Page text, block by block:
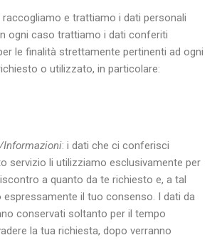
raccogliamo e trattiamo i dati personali
ogni caso trattiamo i dati conferiti
le finalità strettamente pertinenti ad ogni
o utilizzato, in particolare:
Informazioni: i dati che ci conferisci
servizio li utilizziamo esclusivamente per
a quanto da te richiesto e, a tal
espressamente il tuo consenso. I dati da
conservati soltanto per il tempo
la tua richiesta, dopo verranno